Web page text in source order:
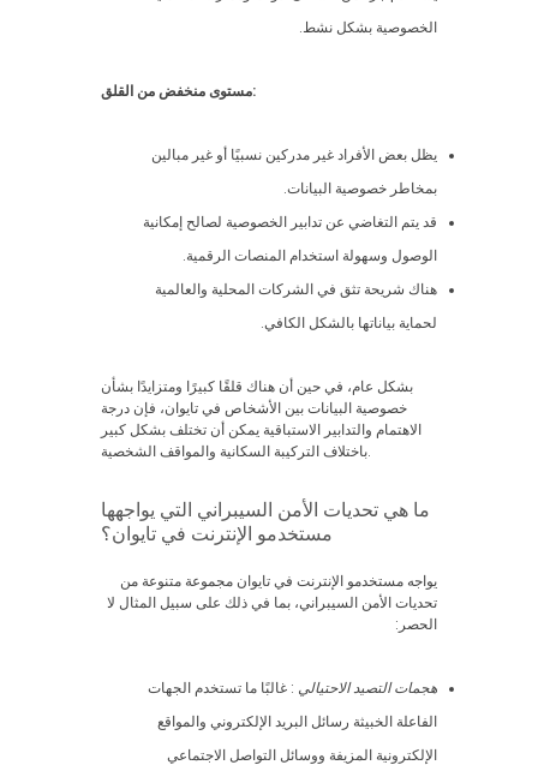
الخصوصية بشكل نشط.
مستوى منخفض من القلق:
يظل بعض الأفراد غير مدركين نسبيًا أو غير مبالين
بمخاطر خصوصية البيانات.
قد يتم التغاضي عن تدابير الخصوصية لصالح إمكانية
الوصول وسهولة استخدام المنصات الرقمية.
هناك شريحة تثق في الشركات المحلية والعالمية
لحماية بياناتها بالشكل الكافي.
بشكل عام، في حين أن هناك قلقًا كبيرًا ومتزايدًا بشأن
خصوصية البيانات بين الأشخاص في تايوان، فإن درجة
الاهتمام والتدابير الاستباقية يمكن أن تختلف بشكل كبير
باختلاف التركيبة السكانية والمواقف الشخصية.
ما هي تحديات الأمن السيبراني التي يواجهها
مستخدمو الإنترنت في تايوان؟
يواجه مستخدمو الإنترنت في تايوان مجموعة متنوعة من
تحديات الأمن السيبراني، بما في ذلك على سبيل المثال لا
الحصر:
هجمات التصيد الاحتيالي : غالبًا ما تستخدم الجهات
الفاعلة الخبيثة رسائل البريد الإلكتروني والمواقع
الإلكترونية المزيفة ووسائل التواصل الاجتماعي